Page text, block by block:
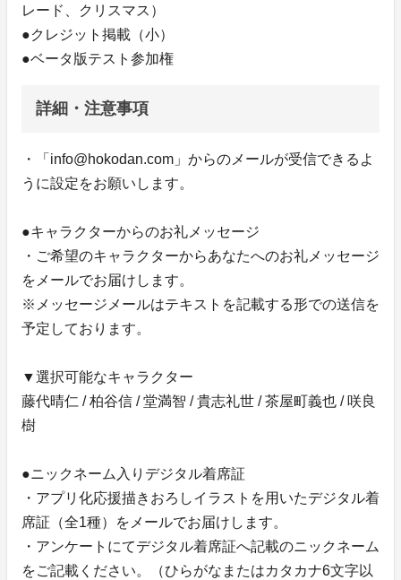
レード、クリスマス）
●クレジット掲載（小）
●ベータ版テスト参加権
詳細・注意事項
・「info@hokodan.com」からのメールが受信できるよ
うに設定をお願いします。
●キャラクターからのお礼メッセージ
・ご希望のキャラクターからあなたへのお礼メッセージ
をメールでお届けします。
※メッセージメールはテキストを記載する形での送信を
予定しております。
▼選択可能なキャラクター
藤代晴仁 / 柏谷信 / 堂満智 / 貴志礼世 / 茶屋町義也 / 咲良
樹
●ニックネーム入りデジタル着席証
・アプリ化応援描きおろしイラストを用いたデジタル着
席証（全1種）をメールでお届けします。
・アンケートにてデジタル着席証へ記載のニックネーム
をご記載ください。（ひらがなまたはカタカナ6文字以